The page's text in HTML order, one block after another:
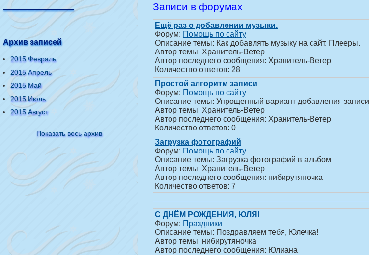
—————————
Архив записей
2015 Февраль
2015 Апрель
2015 Май
2015 Июль
2015 Август
Показать весь архив
Записи в форумах
Ещё раз о добавлении музыки.
Форум: Помощь по сайту
Описание темы: Как добавлять музыку на сайт. Плееры.
Автор темы: Хранитель-Ветер
Автор последнего сообщения: Хранитель-Ветер
Количество ответов: 28
Простой алгоритм записи
Форум: Помощь по сайту
Описание темы: Упрощенный вариант добавления записи
Автор темы: Хранитель-Ветер
Автор последнего сообщения: Хранитель-Ветер
Количество ответов: 0
Загрузка фотографий
Форум: Помощь по сайту
Описание темы: Загрузка фотографий в альбом
Автор темы: Хранитель-Ветер
Автор последнего сообщения: нибирутяночка
Количество ответов: 7
С ДНЁМ РОЖДЕНИЯ, ЮЛЯ!
Форум: Праздники
Описание темы: Поздравляем тебя, Юлечка!
Автор темы: нибирутяночка
Автор последнего сообщения: Юлиана